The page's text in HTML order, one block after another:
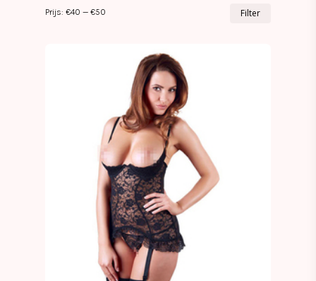
Filter
Prijs: €40 — €50